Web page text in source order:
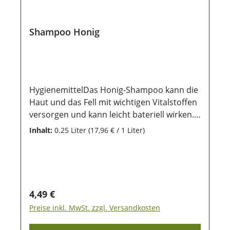
Shampoo Honig
HygienemittelDas Honig-Shampoo kann die
Haut und das Fell mit wichtigen Vitalstoffen
versorgen und kann leicht bateriell wirken.
Es ist rückfettend und kann die Haut
gut verteilen und mit lauwarmem Wasser
wieder gründlich auswaschen. Danach
solltest du deinen Hund gut trockenreiben
und vor Zugluft schützen. Lagerung:Damit
Inhalt: 0.25 Liter (17,96 € / 1 Liter)
Regulärer Preis:
4,49 €
Preise inkl. MwSt. zzgl. Versandkosten